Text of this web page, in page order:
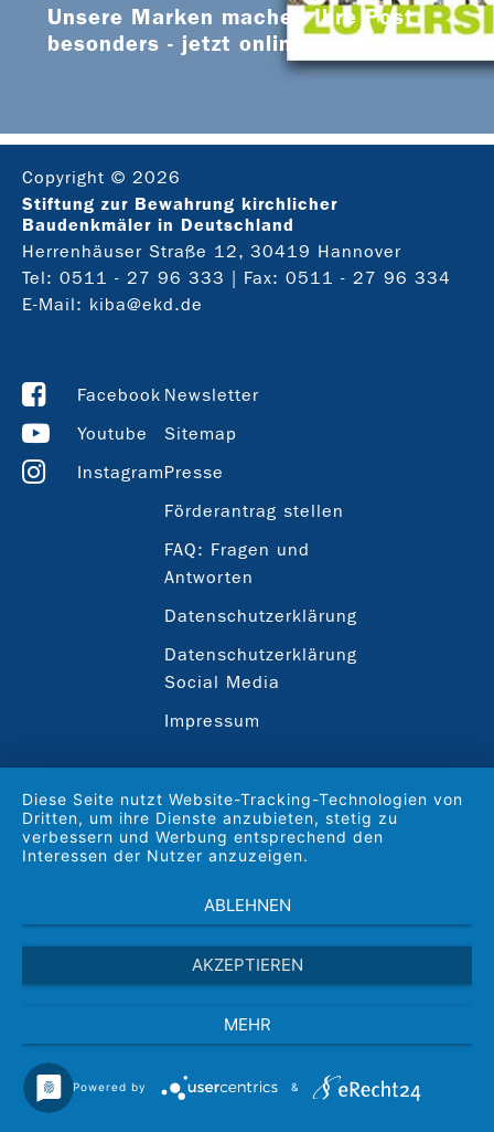
Unsere Marken machen Ihre Post
besonders - jetzt online bestellen
Copyright © 2026
Stiftung zur Bewahrung kirchlicher
Baudenkmäler in Deutschland
Herrenhäuser Straße 12, 30419 Hannover
Tel: 0511 - 27 96 333 | Fax: 0511 - 27 96 334
E-Mail: kiba@ekd.de
Facebook
Youtube
Instagram
Newsletter
Sitemap
Presse
Förderantrag stellen
FAQ: Fragen und
Antworten
Datenschutzerklärung
Datenschutzerklärung
Social Media
Impressum
Diese Seite nutzt Website-Tracking-Technologien von
Dritten, um ihre Dienste anzubieten, stetig zu
verbessern und Werbung entsprechend den
Interessen der Nutzer anzuzeigen.
ABLEHNEN
AKZEPTIEREN
MEHR
Powered by &